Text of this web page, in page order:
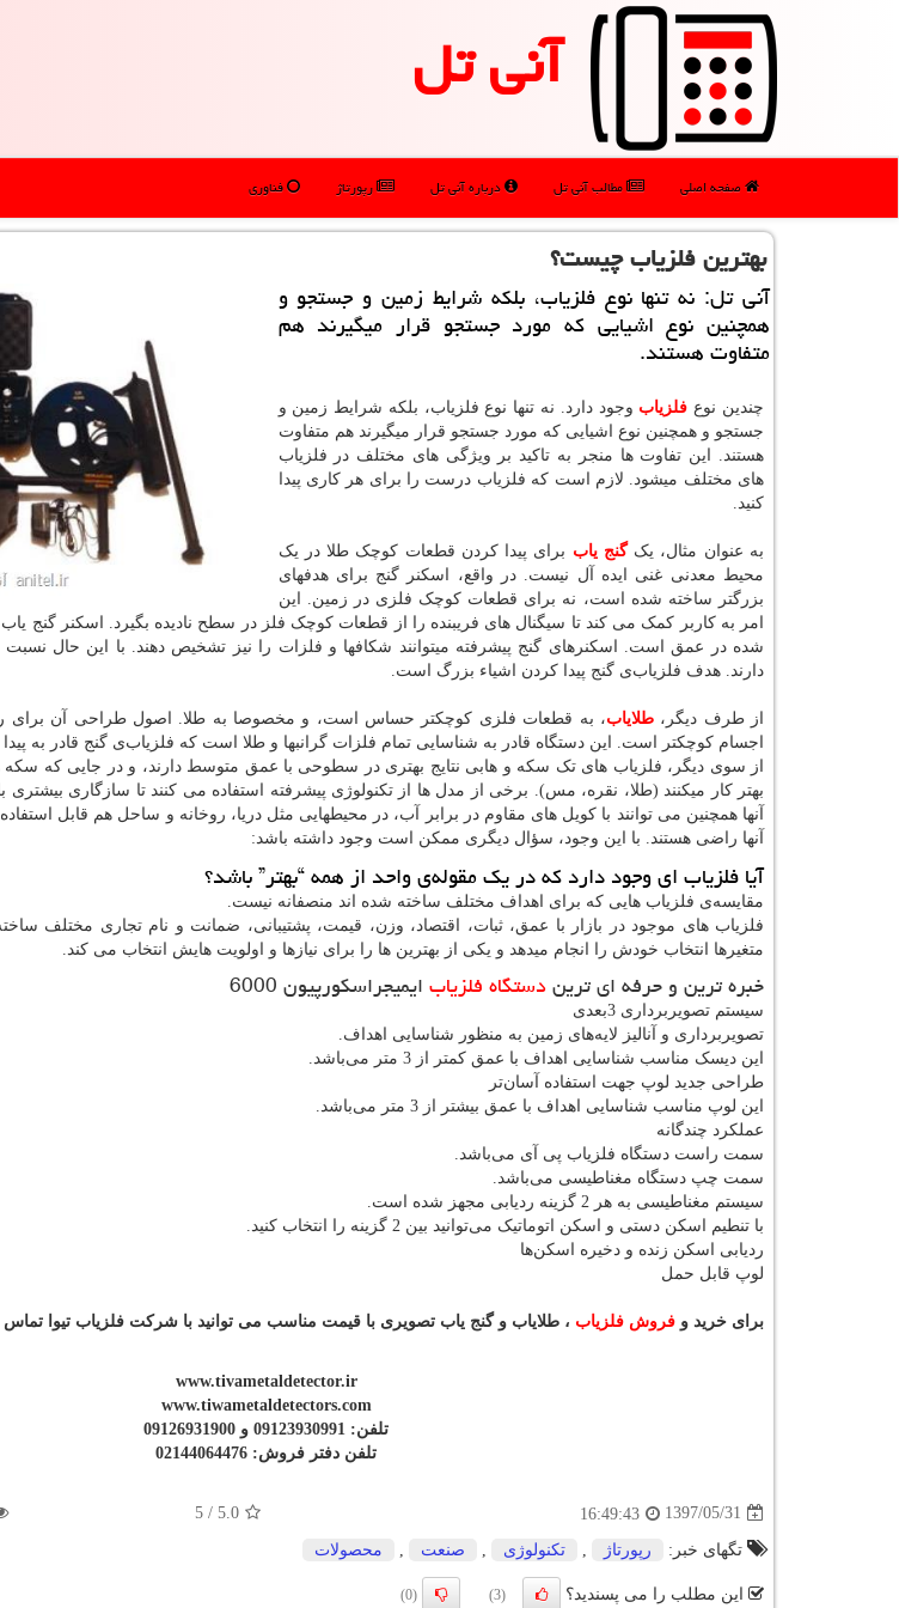
آنی تل
صفحه اصلی مطالب آنی تل درباره آنی تل رپورتاژ فناوری
بهترین فلزیاب چیست؟
آنی تل: نه تنها نوع فلزیاب، بلكه شرایط زمین و جستجو و
همچنین نوع اشیایی كه مورد جستجو قرار میگیرند هم
متفاوت هستند.
چندین نوع فلزیاب وجود دارد. نه تنها نوع فلزیاب، بلکه شرایط زمین و
جستجو و همچنین نوع اشیایی که مورد جستجو قرار میگیرند هم متفاوت
هستند. این تفاوت ها منجر به تاکید بر ویژگی های مختلف در فلزیاب
های مختلف میشود. لازم است که فلزیاب‌ درست را برای هر کاری پیدا
کنید.
به عنوان مثال، یکگنج یاب برای پیدا کردن قطعات کوچک طلا در یک
محیط معدنی غنی ایده آل نیست. در واقع، اسکنر گنج برای هدفهای
بزرگتر ساخته شده است، نه برای قطعات کوچک فلزی در زمین. این
امر به کاربر کمک می کند تا سیگنال های فریبنده را از قطعات کوچک فلز در سطح نادیده بگیرد. اسکنر گنج
شده در عمق است. اسکنرهای گنج پیشرفته میتوانند شکافها و فلزات را نیز تشخیص دهند. با این حال
دارند. هدف فلزیاب‌ی گنج پیدا کردن اشیاء بزرگ است.
از طرف دیگر،طلایاب، به قطعات فلزی کوچکتر حساس است، و مخصوصا به طلا. اصول طراحی آن برای
اجسام کوچکتر است. این دستگاه قادر به شناسایی تمام فلزات گرانبها و طلا است که فلزیاب‌ی گنج قادر به
از سوی دیگر، فلزیاب های تک سکه و هابی نتایج بهتری در سطوحی با عمق متوسط دارند، و در جایی که سکه
بهتر کار میکنند (طلا، نقره، مس). برخی از مدل ها از تکنولوژی پیشرفته استفاده می کنند تا سازگاری
آنها همچنین می توانند با کویل های مقاوم در برابر آب، در محیطهایی مثل دریا، روخانه و ساحل هم قابل استفاده
آنها راضی هستند. با این وجود، سؤال دیگری ممکن است وجود داشته باشد:
آیا فلزیاب ای وجود دارد که در یک مقوله‌ی واحد از همه “بهتر” باشد؟
مقایسه‌ی فلزیاب هایی که برای اهداف مختلف ساخته شده اند منصفانه نیست.
فلزیاب های موجود در بازار با عمق، ثبات، اقتصاد، وزن، قیمت، پشتیبانی، ضمانت و نام تجاری مختلف
متغیرها انتخاب خودش را انجام میدهد و یکی از بهترین ها را برای نیازها و اولویت هایش انتخاب می کند.
خبره ترین و حرفه ای تریندستگاه فلزیابایمیجراسکورپیون 6000
سیستم تصویربرداری 3بعدی
تصویربرداری و آنالیز لایه‌های زمین به منظور شناسایی اهداف.
این دیسک مناسب شناسایی اهداف با عمق کمتر از 3 متر می‌باشد.
طراحی جدید لوپ جهت استفاده آسان‌تر
این لوپ مناسب شناسایی اهداف با عمق بیشتر از 3 متر می‌باشد.
عملکرد چندگانه
سمت راست دستگاه فلزیاب پی آی می‌باشد.
سمت چپ دستگاه مغناطیسی می‌باشد.
سیستم مغناطیسی به هر 2 گزینه ردیابی مجهز شده است.
با تنطیم اسکن دستی و اسکن اتوماتیک می‌توانید بین 2 گزینه را انتخاب کنید.
ردیابی اسکن زنده و دخیره اسکن‌ها
لوپ قابل حمل
برای خرید و فروش فلزیاب ، طلایاب و گنج یاب تصویری با قیمت مناسب می توانید با شرکت فلزیاب تیوا
www.tivametaldetector.ir
www.tiwametaldetectors.com
تلفن: 09123930991 و 09126931900
تلفن دفتر فروش: 02144064476
1397/05/31
16:49:43
5.0
/
5
تگهای خبر: رپورتاژ تكنولوژی صنعت محصولات
این مطلب را می پسندید؟ (3)
(0)